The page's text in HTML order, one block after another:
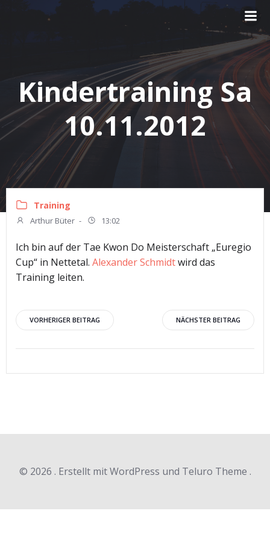
Zum
Kindertraining Sa
10.11.2012
Training
Arthur Büter - 13:02
Ich bin auf der Tae Kwon Do Meisterschaft „Euregio
Cup“ in Nettetal. Alexander Schmidtwird das
Training leiten.
Beitragsnavigation
VORHERIGER BEITRAG NÄCHSTER BEITRAG
© 2026 . Erstellt mit WordPress und Teluro Theme .